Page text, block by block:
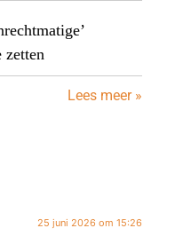
zetten
Lees meer »
25 juni 2026 om 15:26